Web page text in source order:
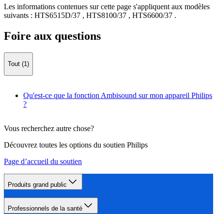
Les informations contenues sur cette page s'appliquent aux modèles
suivants : HTS6515D/37 , HTS8100/37 , HTS6600/37 .
Foire aux questions
Tout (1)
Qu'est-ce que la fonction Ambisound sur mon appareil Philips
?
Vous recherchez autre chose?
Découvrez toutes les options du soutien Philips
Page d’accueil du soutien
Produits grand public
Professionnels de la santé